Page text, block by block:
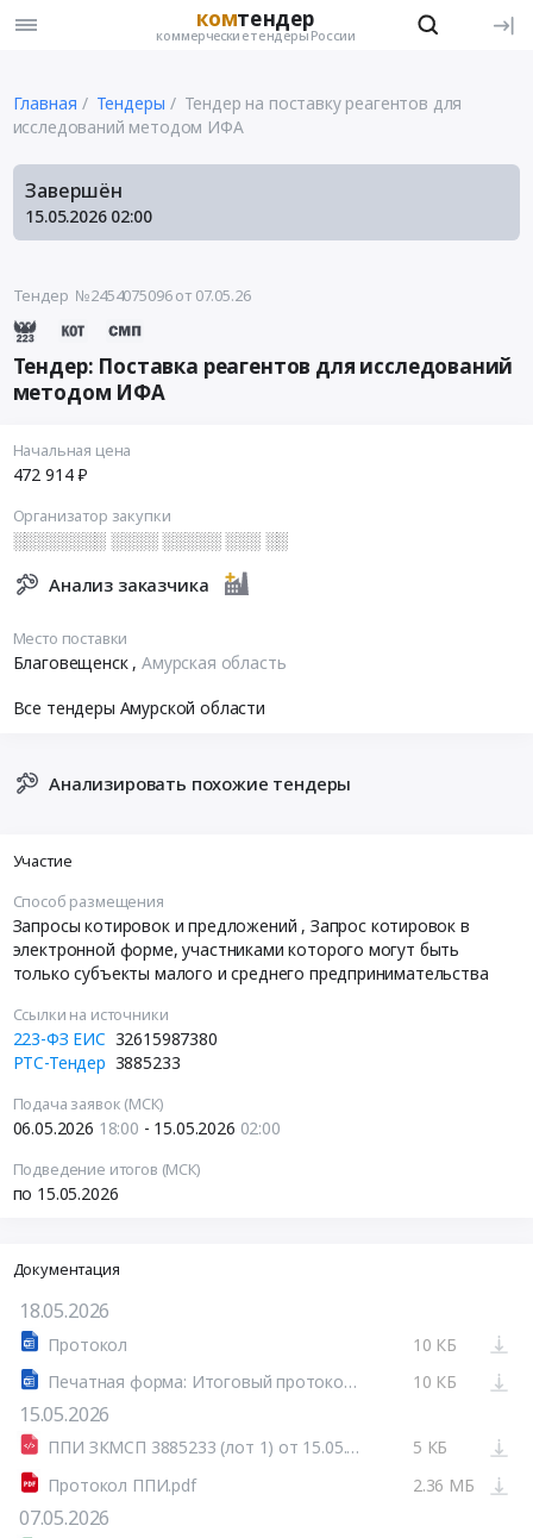
комтендер
коммерческие тендеры России
Главная Тендеры
Тендер на поставку реагентов для
исследований методом ИФА
Завершён
15.05.2026 02:00
Тендер №2454075096от 07.05.26
Тендер: Поставка реагентов для исследований
методом ИФА
Начальная цена
472 914 ₽
Организатор закупки
░░░░░░░░ ░░░░ ░░░░░ ░░░ ░░
Анализ заказчика
Место поставки
Благовещенск ,Амурская область
Все тендеры Амурской области
Анализировать похожие тендеры
Участие
Способ размещения
Запросы котировок и предложений , Запрос котировок в
электронной форме, участниками которого могут быть
только субъекты малого и среднего предпринимательства
Ссылки на источники
223-ФЗ ЕИС 32615987380
РТС-Тендер 3885233
Подача заявок (МСК)
06.05.2026 18:00 - 15.05.2026 02:00
Подведение итогов (МСК)
по 15.05.2026
Документация
18.05.2026
Протокол
10 КБ
Печатная форма: Итоговый протокол №32615987380-01
10 КБ
15.05.2026
ППИ ЗКМСП 3885233 (лот 1) от 15.05.2026.html
5 КБ
Протокол ППИ.pdf
2.36 МБ
07.05.2026